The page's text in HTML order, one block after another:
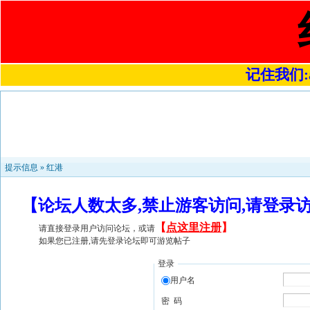
记住我们
提示信息 » 红港
【论坛人数太多,禁止游客访问,请登
请直接登录用户访问论坛，或请 【 点这里注册】
如果您已注册,请先登录论坛即可游览帖子
登录
用户名
密 码